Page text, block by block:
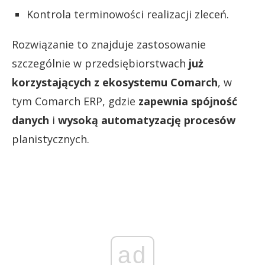
Kontrola terminowości realizacji zleceń.
Rozwiązanie to znajduje zastosowanie
szczególnie w przedsiębiorstwach już
korzystających z ekosystemu Comarch, w
tym Comarch ERP, gdzie zapewnia spójność
danych i wysoką automatyzację procesów
planistycznych.
ad